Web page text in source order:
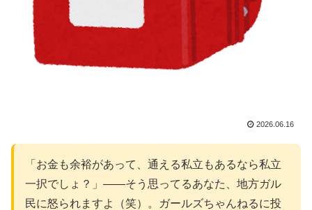
2026.06.16
「お金も余裕があって、通える私立もあるなら私立
一択でしょ？」——そう思ってるあなた、地方ガル
民に怒られますよ（笑）。ガールズちゃんねるに投